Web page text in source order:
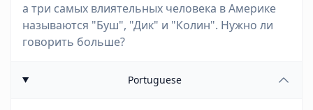
а три самых влиятельных человека в Америке
называются "Буш", "Дик" и "Колин". Нужно ли
говорить больше?
Portuguese